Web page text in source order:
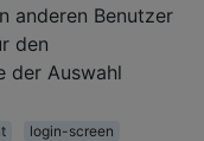
anderen Benutzer
den
der Auswahl
login-screen